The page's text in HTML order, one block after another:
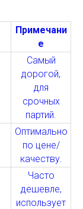
Примечани
е
Самый
дорогой,
для
срочных
партий.
Оптимально
по цене/
качеству.
Часто
дешевле,
использует